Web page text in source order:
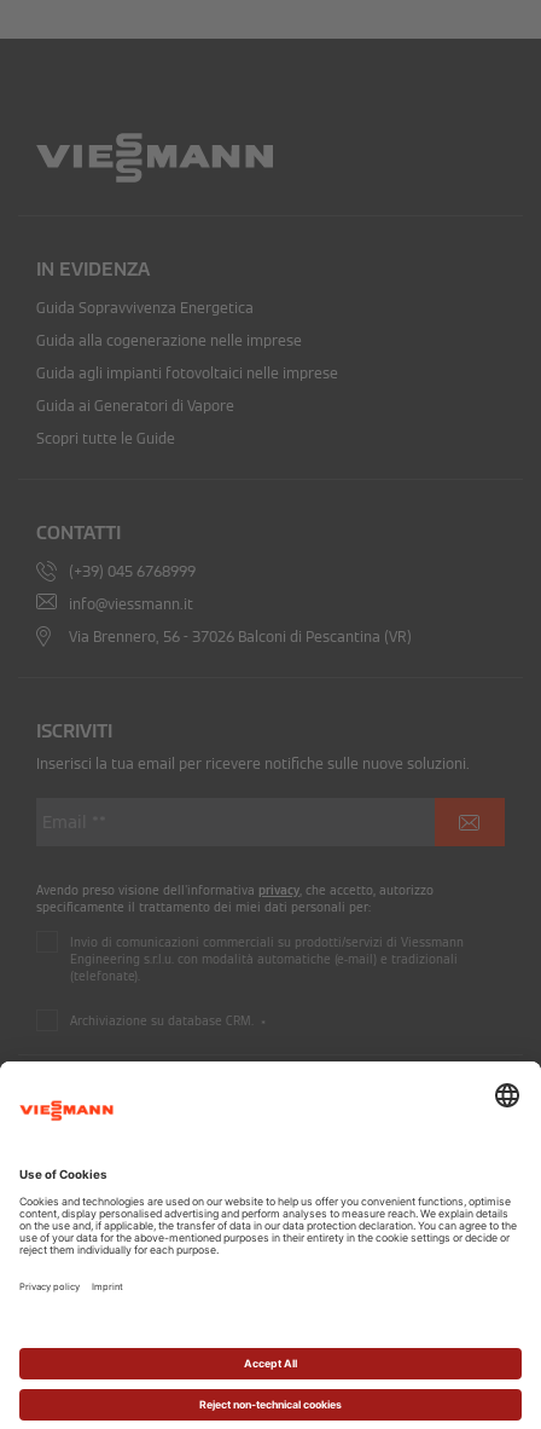
IN EVIDENZA
Guida Sopravvivenza Energetica
Guida alla cogenerazione nelle imprese
Guida agli impianti fotovoltaici nelle imprese
Guida ai Generatori di Vapore
Scopri tutte le Guide
CONTATTI
(+39) 045 6768999
info@viessmann.it
Via Brennero, 56 - 37026 Balconi di Pescantina (VR)
ISCRIVITI
Inserisci la tua email per ricevere notifiche sulle nuove soluzioni.
Avendo preso visione dell'informativa privacy, che accetto, autorizzo
specificamente il trattamento dei miei dati personali per:
Invio di comunicazioni commerciali su prodotti/servizi di Viessmann
Engineering s.r.l.u. con modalità automatiche (e-mail) e tradizionali
(telefonate).
Archiviazione su database CRM. *
Informazioni legali
Informativa Privacy
Dichiarazione di accessibilità
Termini di utilizzo